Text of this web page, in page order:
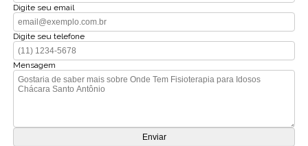
Digite seu email
Digite seu telefone
Mensagem